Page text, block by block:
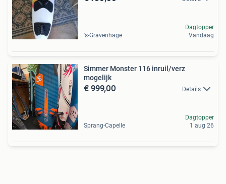
's-Gravenhage
Dagtopper
Vandaag
Simmer Monster 116 inruil/verz
mogelijk
€ 999,00 Details
Sprang-Capelle
Dagtopper
1 aug 26